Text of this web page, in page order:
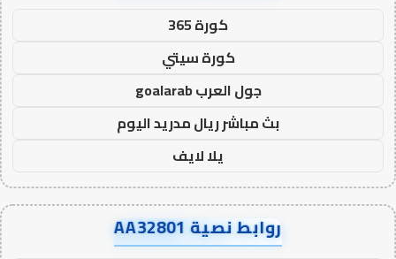
كورة 365
كورة سيتي
جول العرب goalarab
بث مباشر ريال مدريد اليوم
يلا لايف
روابط نصية AA32801